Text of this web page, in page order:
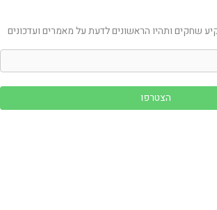
שחקים ותהיו הראשונים לדעת על מאמרים ועדכונים